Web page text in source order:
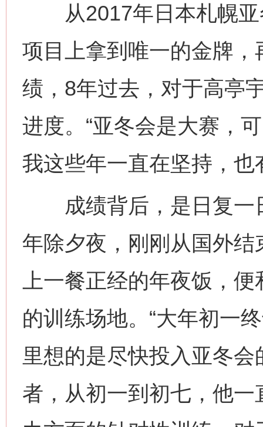
从2017年日本札幌亚
项目上拿到唯一的金牌
绩，8年过去，对于高亭
进度。“亚冬会是大赛，
我这些年一直在坚持，也
成绩背后，是日复一
年除夕夜，刚刚从国外
上一餐正经的年夜饭，
的训练场地。“大年初一
里想的是尽快投入亚冬
者，从初一到初七，他